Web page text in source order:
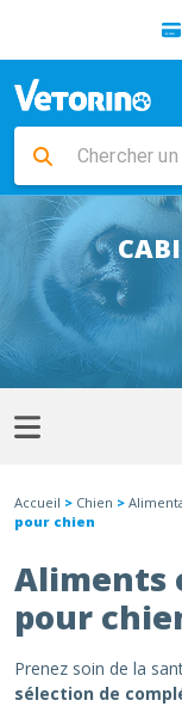
Accueil > Chien >
pour chien
Aliments
pour
Prenez soin de la
sélection de